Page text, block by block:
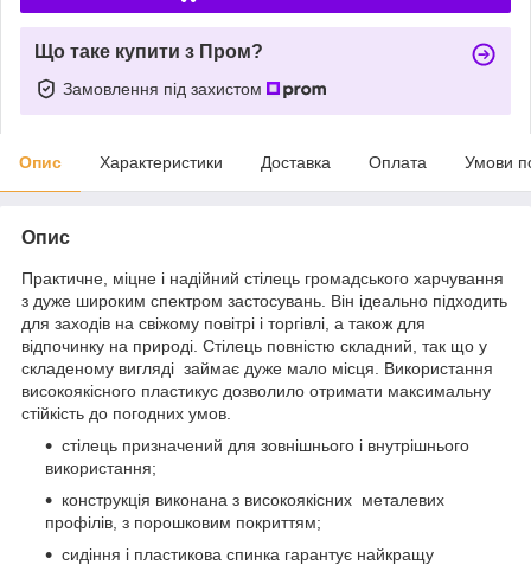
Що таке купити з Пром?
Замовлення під захистом
Опис Характеристики Доставка Оплата Умови
Опис
Практичне, міцне і надійний стілець громадського харчування
з дуже широким спектром застосувань. Він ідеально підходить
для заходів на свіжому повітрі і торгівлі, а також для
відпочинку на природі. Стілець повністю складний, так що у
складеному вигляді займає дуже мало місця. Використання
високоякісного пластикус дозволило отримати максимальну
стійкість до погодних умов.
стілець призначений для зовнішнього і внутрішнього
використання;
конструкція виконана з високоякісних металевих
профілів, з порошковим покриттям;
сидіння і пластикова спинка гарантує найкращу